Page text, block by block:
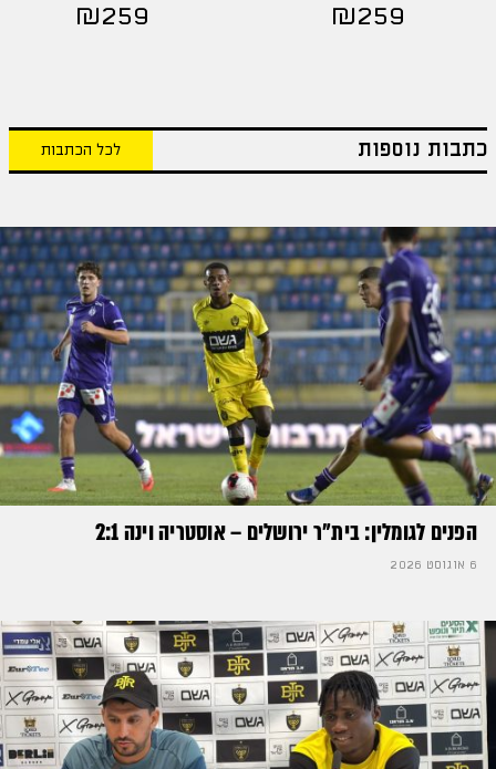
₪259
₪259
כתבות נוספות לכל הכתבות
הפנים לגומלין: בית״ר ירושלים – אוסטריה וינה 2:1
6 אוגוסט 2026